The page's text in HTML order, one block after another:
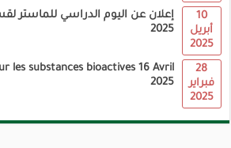
2025
10
أبريل
2025
les substances bioactives 16 Avril
2025
28
فبراير
2025